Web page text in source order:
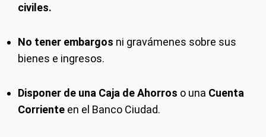
civiles.
No tener embargos ni gravámenes sobre sus
bienes e ingresos.
Disponer de una Caja de Ahorros o una Cuenta
Corriente en el Banco Ciudad.